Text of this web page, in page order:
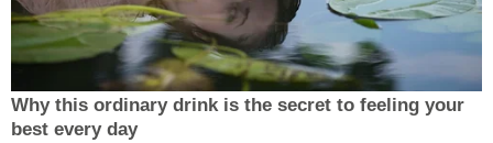
Why this ordinary drink is the secret to feeling your
best every day